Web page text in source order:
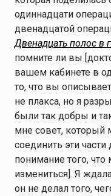
одиннадцати
двенадцатой
Двенадцать полос в
помните ли вы
вашем кабинете в
то, что вы
не плакса, но я
были так добры и
мне совет,
соединить эти
понимание того,
измениться]. Я
он не делал того,